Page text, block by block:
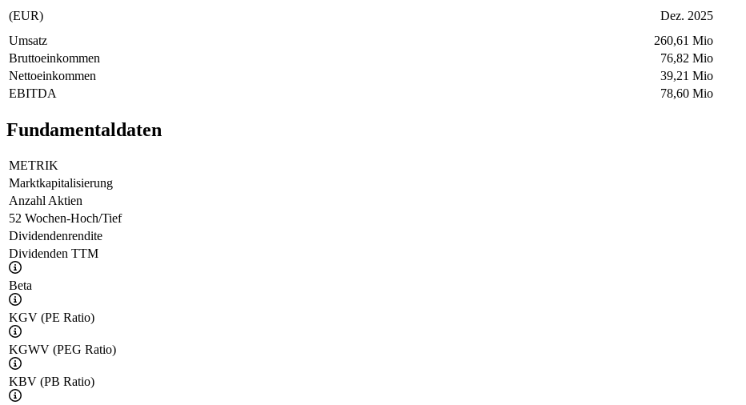
(EUR) Dez. 2025
Umsatz
260,61 Mio
Bruttoeinkommen
76,82 Mio
Nettoeinkommen
39,21 Mio
EBITDA
78,60 Mio
Fundamentaldaten
METRIK
Marktkapitalisierung
Anzahl Aktien
52 Wochen-Hoch/Tief
Dividendenrendite
Dividenden TTM
Beta
KGV (PE Ratio)
KGWV (PEG Ratio)
KBV (PB Ratio)